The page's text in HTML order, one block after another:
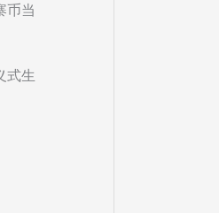
币当
式生